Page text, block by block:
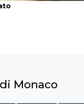
Monaco